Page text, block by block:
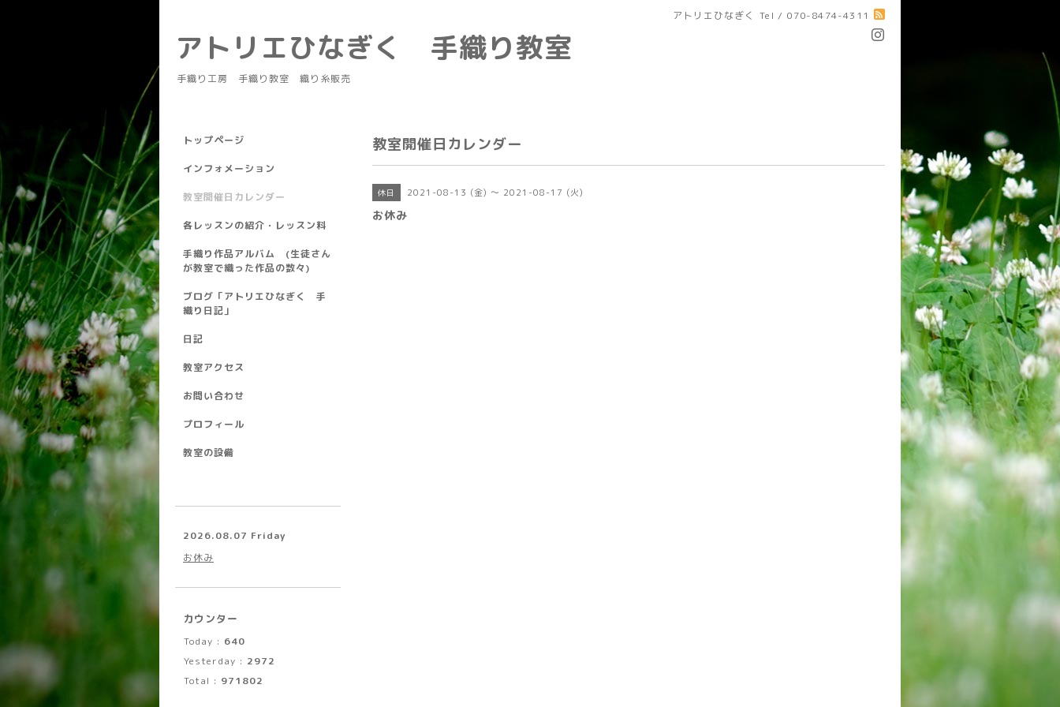
アトリエひなぎく Tel / 070-8474-4311
アトリエひなぎく 手織り教室
手織り工房 手織り教室 織り糸販売
教室開催日カレンダー
休日 2021-08-13 (金) ～ 2021-08-17 (火)
お休み
トップページ
インフォメーション
教室開催日カレンダー
各レッスンの紹介・レッスン料
手織り作品アルバム (生徒さん
が教室で織った作品の数々)
ブログ「アトリエひなぎく 手
織り日記」
日記
教室アクセス
お問い合わせ
プロフィール
教室の設備
2026.08.07 Friday
お休み
カウンター
Today : 640
Yesterday : 2972
Total : 971802